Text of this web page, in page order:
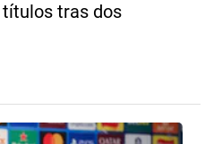
tras dos